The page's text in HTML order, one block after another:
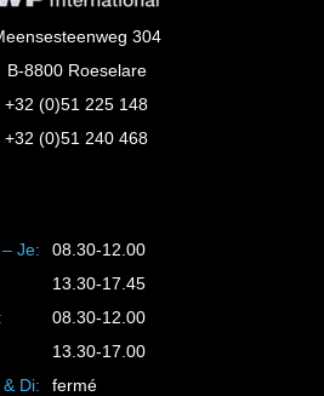
304
B-8800 Roeselare
+32 (0)51 225 148
+32 (0)51 240 468
Je:
08.30-12.00
13.30-17.45
08.30-12.00
13.30-17.00
Di:
fermé